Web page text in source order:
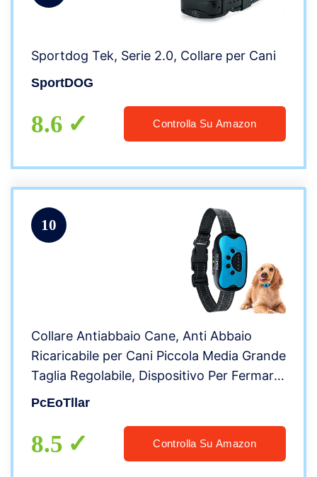
Sportdog Tek, Serie 2.0, Collare per Cani
SportDOG
8.6 Controlla Su Amazon
10
Collare Antiabbaio Cane, Anti Abbaio
Ricaricabile per Cani Piccola Media Grande
Taglia Regolabile, Dispositivo Per Fermare
L’Abbaio Dei Cani Con 7 Sensibilità,
PcEoTllar
8.5 Controlla Su Amazon